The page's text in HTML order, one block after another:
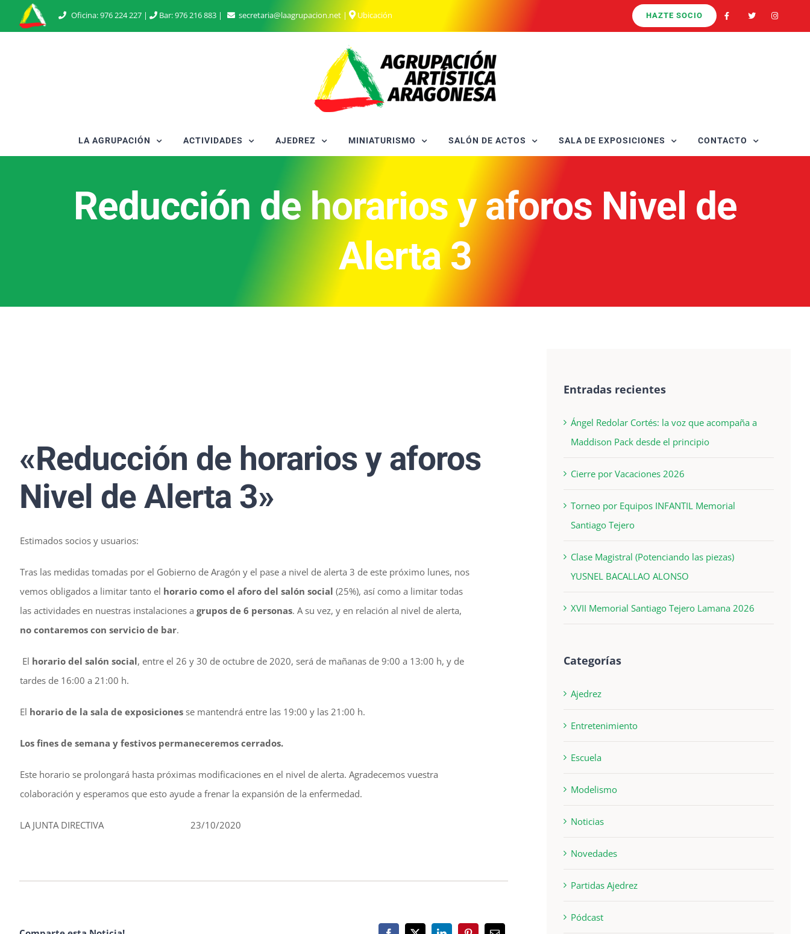
Oficina:976 224 227 | Bar:976 216 883 | secretaria@laagrupacion.net| Ubicación HAZTE SOCIO
LA AGRUPACIÓN ACTIVIDADES AJEDREZ MINIATURISMO SALÓN DE ACTOS SALA DE EXPOSICIONES CONTACTO
Reducción de horarios y aforos Nivel de
Alerta 3
«Reducción de horarios y aforos
Nivel de Alerta 3»
Estimados socios y usuarios:
Tras las medidas tomadas por el Gobierno de Aragón y el pase a nivel de alerta 3 de este próximo lunes, nos
vemos obligados a limitar tanto el horario como el aforo del salón social (25%), así como a limitar todas
las actividades en nuestras instalaciones a grupos de 6 personas. A su vez, y en relación al nivel de alerta,
no contaremos con servicio de bar.
El horario del salón social, entre el 26 y 30 de octubre de 2020, será de mañanas de 9:00 a 13:00 h, y de
tardes de 16:00 a 21:00 h.
El horario de la sala de exposiciones se mantendrá entre las 19:00 y las 21:00 h.
Los fines de semana y festivos permaneceremos cerrados.
Este horario se prolongará hasta próximas modificaciones en el nivel de alerta. Agradecemos vuestra
colaboración y esperamos que esto ayude a frenar la expansión de la enfermedad.
LA JUNTA DIRECTIVA 23/10/2020
Entradas recientes
Ángel Redolar Cortés: la voz que acompaña a
Maddison Pack desde el principio
Cierre por Vacaciones 2026
Torneo por Equipos INFANTIL Memorial
Santiago Tejero
Clase Magistral (Potenciando las piezas)
YUSNEL BACALLAO ALONSO
XVII Memorial Santiago Tejero Lamana 2026
Categorías
Ajedrez
Entretenimiento
Escuela
Modelismo
Noticias
Novedades
Partidas Ajedrez
Pódcast